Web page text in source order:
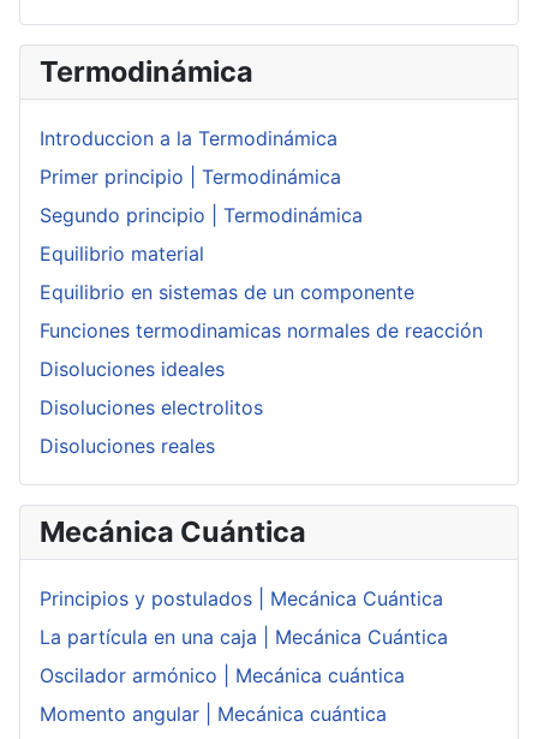
Termodinámica
Introduccion a la Termodinámica
Primer principio | Termodinámica
Segundo principio | Termodinámica
Equilibrio material
Equilibrio en sistemas de un componente
Funciones termodinamicas normales de reacción
Disoluciones ideales
Disoluciones electrolitos
Disoluciones reales
Mecánica Cuántica
Principios y postulados | Mecánica Cuántica
La partícula en una caja | Mecánica Cuántica
Oscilador armónico | Mecánica cuántica
Momento angular | Mecánica cuántica